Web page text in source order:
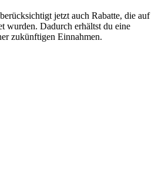
jetzt auch Rabatte, die auf
wurden. Dadurch erhältst du eine
zukünftigen Einnahmen.